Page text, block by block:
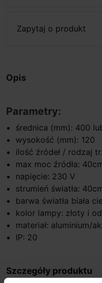
Zapytaj o produkt
Opis
Parametry:
średnica (mm): 400
wysokość (mm): 120
ilość źródeł / rodzaj
max moc źródła:
napięcie: 230 V
strumień światła:
barwa światła biała
kolor lampy: złoty i
materiał: aluminium/
IP: 20
Szczegóły produktu